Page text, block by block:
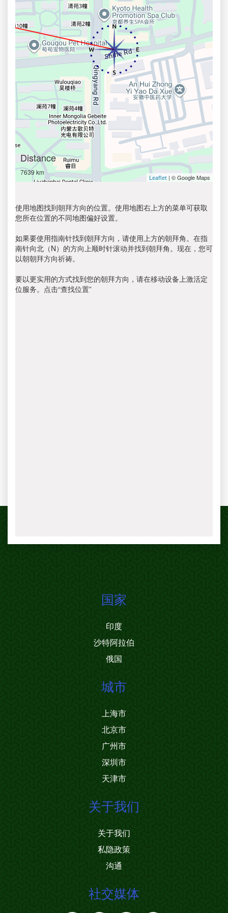
Distance
7639 km
Leaflet | © Google Maps
使用地图找到朝拜方向的位置。使用地图右上方的菜单可获取
您所在位置的不同地图偏好设置。
如果要使用指南针找到朝拜方向，请使用上方的朝拜角。在指
南针向北（N）的方向上顺时针滚动并找到朝拜角。现在，您可
以朝朝拜方向祈祷。
要以更实用的方式找到您的朝拜方向，请在移动设备上激活定
位服务。点击“查找位置”
国家
印度
沙特阿拉伯
俄国
城市
上海市
北京市
广州市
深圳市
天津市
关于我们
关于我们
私隐政策
沟通
社交媒体